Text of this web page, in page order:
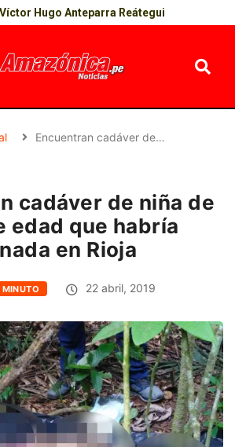
Hugo Anteparra Reátegui
Encuentran cadáver de…
cadáver de niña de
edad que habría
en Rioja
22 abril, 2019